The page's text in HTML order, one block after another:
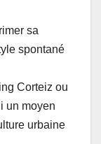
sa
spontané
Corteiz ou
un moyen
urbaine